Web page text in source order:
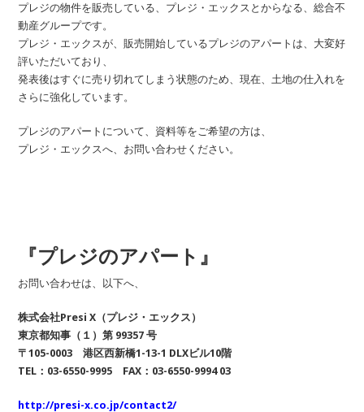
プレジの物件を販売している、プレジ・エックスとからなる、総合不
動産グループです。
プレジ・エックスが、販売開始しているプレジのアパートは、大変好
評いただいており、
発表後はすぐに売り切れてしまう状態のため、現在、土地の仕入れを
さらに強化しています。
プレジのアパートについて、資料等をご希望の方は、
プレジ・エックスへ、お問い合わせください。
『プレジのアパート』
お問い合わせは、以下へ、
株式会社Presi X（プレジ・エックス）
東京都知事（１）第 99357 号
〒105-0003 港区西新橋1-13-1 DLXビル10階
TEL：03-6550-9995 FAX：03-6550-9994 03
http://presi-x.co.jp/contact2/